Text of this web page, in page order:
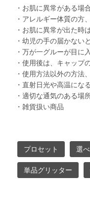
・お肌に異常がある場
・アレルギー体質の方
・お肌に異常が出た時
・幼児の手の届かない
・万が一グルーが目に
・使用後は、キャップ
・使用方法以外の方法
・直射日光や高温にな
・適切な通気のある場
・雑貨扱い商品
プロセット 選
単品グリッター